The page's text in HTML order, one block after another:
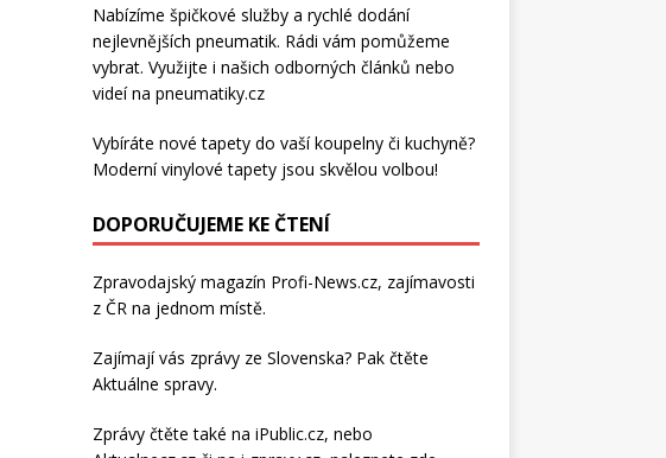
Nabízíme špičkové služby a rychlé dodání
nejlevnějších pneumatik. Rádi vám pomůžeme
vybrat. Využijte i našich odborných článků nebo
videí na pneumatiky.cz
Vybíráte nové tapety do vaší koupelny či kuchyně?
Modernívinylové tapetyjsou skvělou volbou!
DOPORUČUJEME KE ČTENÍ
Zpravodajský magazín Profi-News.cz, zajímavosti
z ČR na jednom místě.
Zajímají vás zprávy ze Slovenska? Pak čtěte
Aktuálne spravy.
Zprávy čtěte také na iPublic.cz, nebo